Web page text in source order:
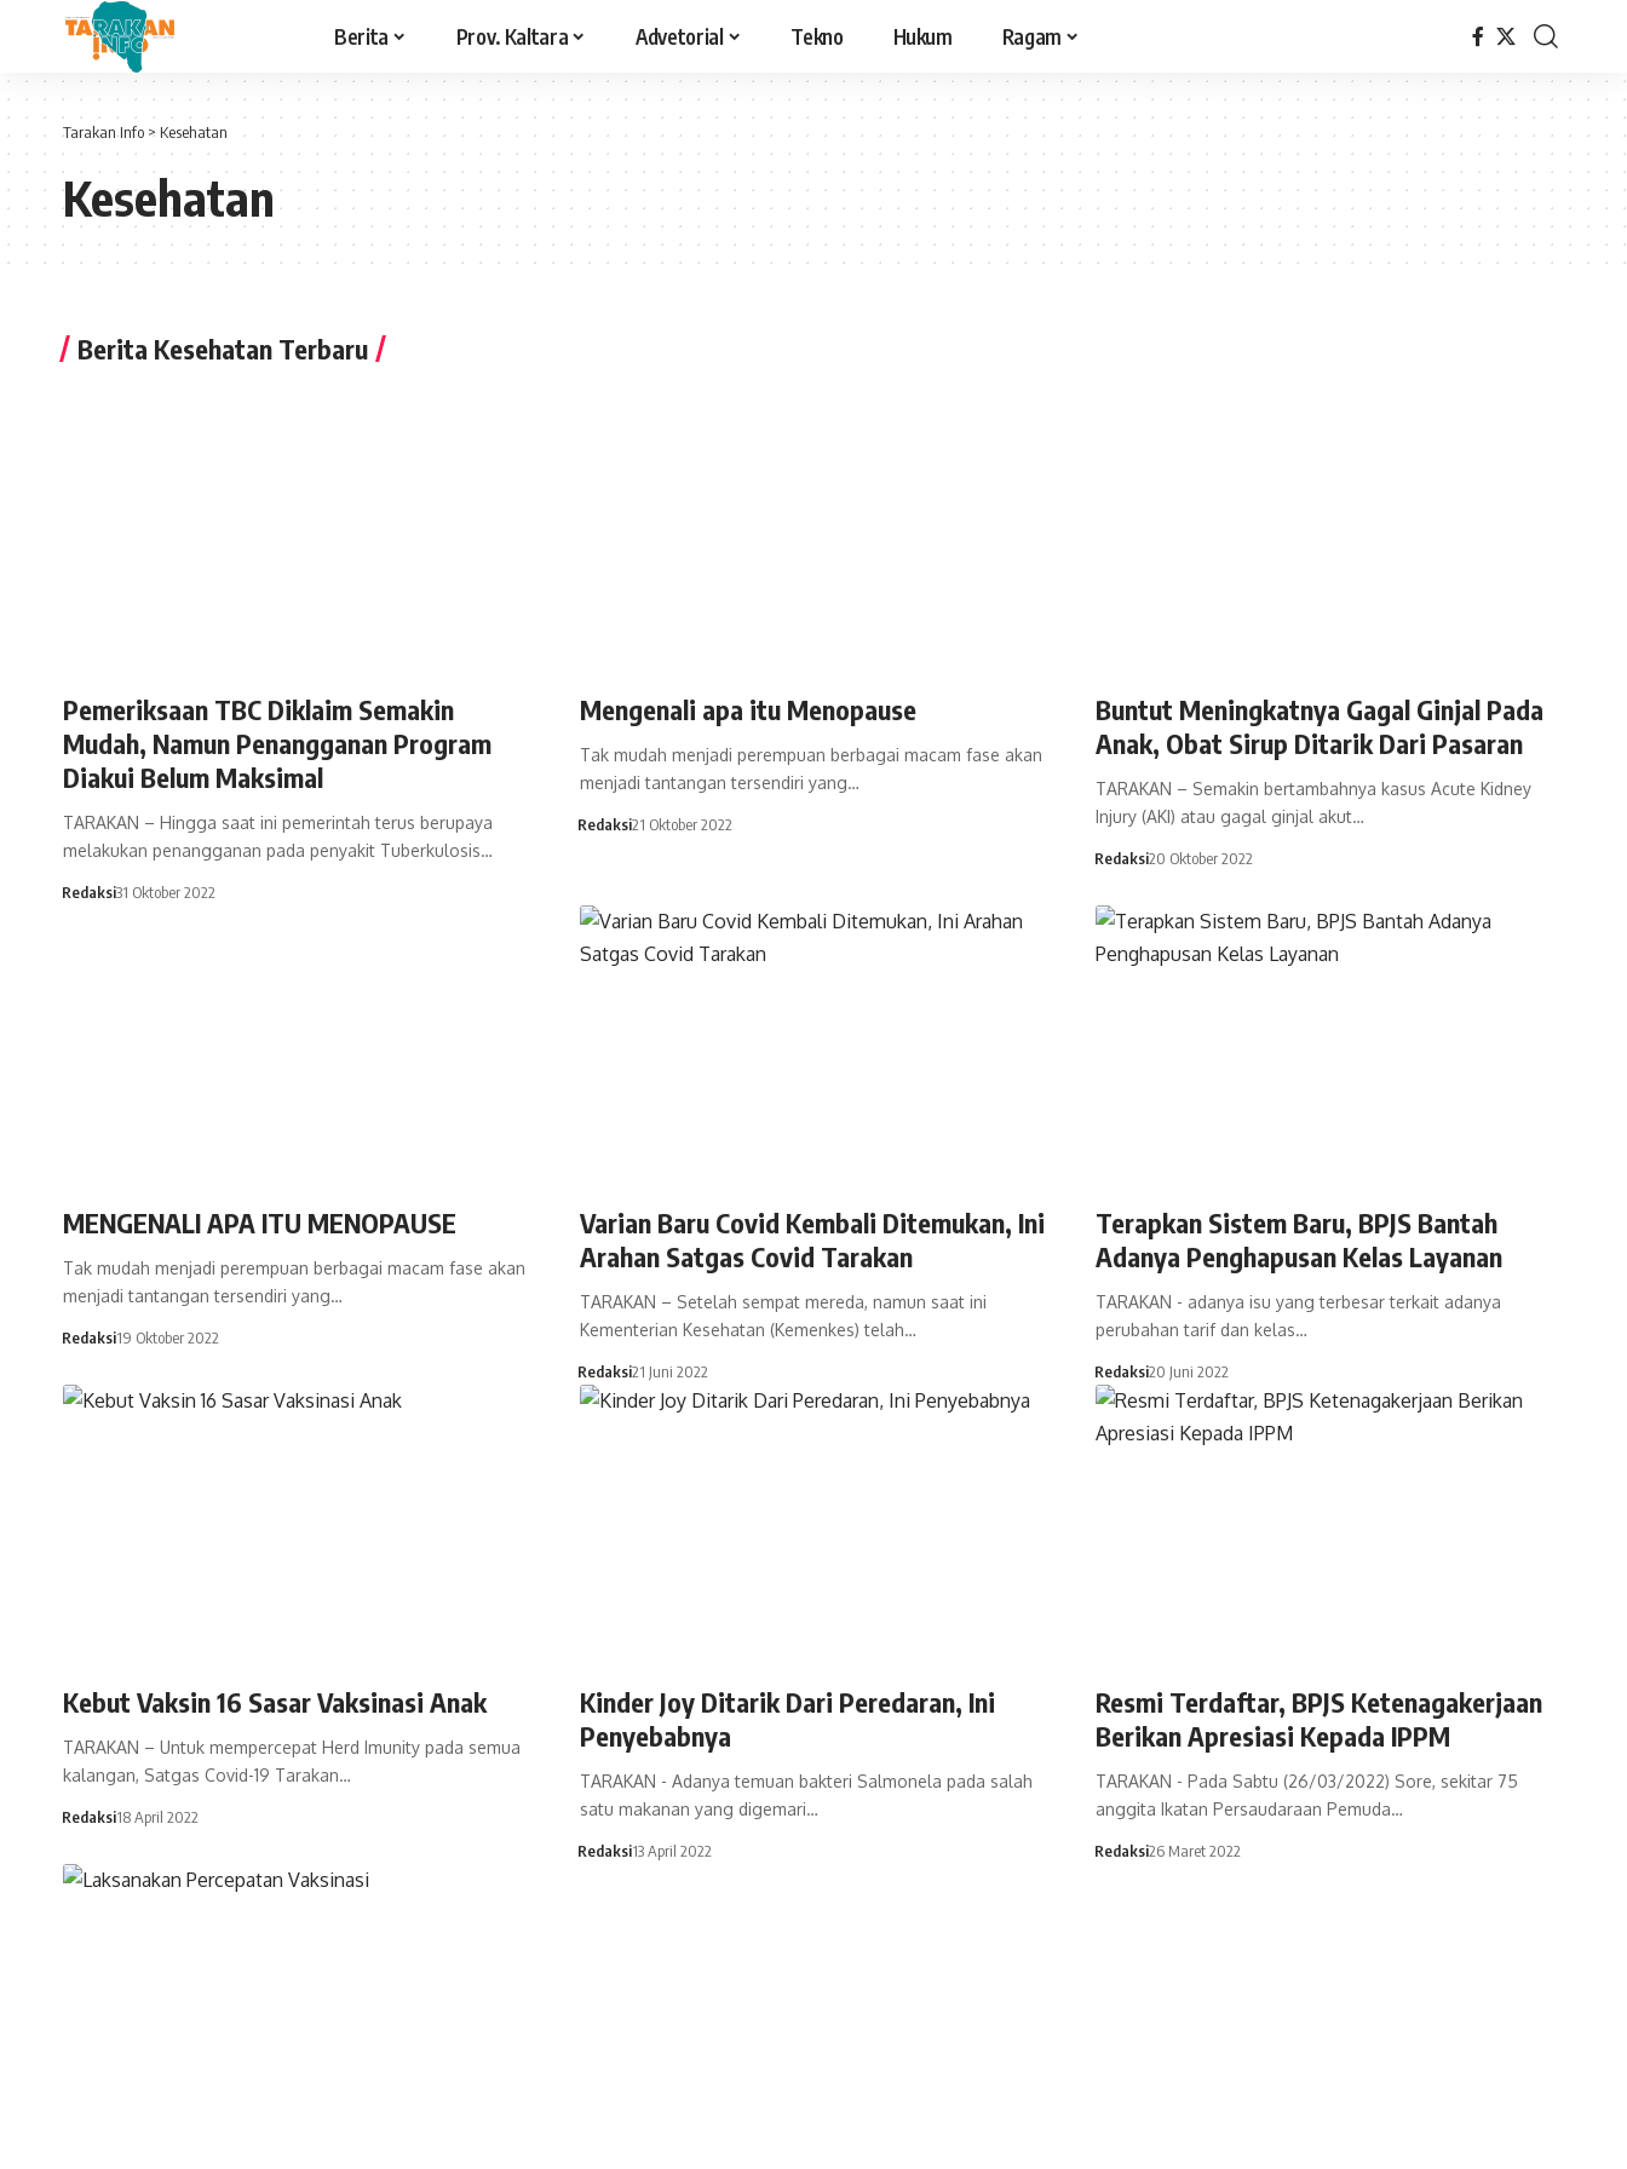
Berita Prov. Kaltara Advetorial Tekno Hukum Ragam
Tarakan Info > Kesehatan
Kesehatan
Berita Kesehatan Terbaru
Pemeriksaan TBC Diklaim Semakin
Mudah, Namun Penangganan Program
Diakui Belum Maksimal
TARAKAN – Hingga saat ini pemerintah terus berupaya
melakukan penangganan pada penyakit Tuberkulosis…
Redaksi31 Oktober 2022
Mengenali apa itu Menopause
Tak mudah menjadi perempuan berbagai macam fase akan
menjadi tantangan tersendiri yang…
Redaksi21 Oktober 2022
Buntut Meningkatnya Gagal Ginjal Pada
Anak, Obat Sirup Ditarik Dari Pasaran
TARAKAN – Semakin bertambahnya kasus Acute Kidney
Injury (AKI) atau gagal ginjal akut…
Redaksi20 Oktober 2022
MENGENALI APA ITU MENOPAUSE
Tak mudah menjadi perempuan berbagai macam fase akan
menjadi tantangan tersendiri yang…
Redaksi19 Oktober 2022
Varian Baru Covid Kembali Ditemukan, Ini
Arahan Satgas Covid Tarakan
TARAKAN – Setelah sempat mereda, namun saat ini
Kementerian Kesehatan (Kemenkes) telah…
Redaksi21 Juni 2022
Terapkan Sistem Baru, BPJS Bantah
Adanya Penghapusan Kelas Layanan
TARAKAN - adanya isu yang terbesar terkait adanya
perubahan tarif dan kelas…
Redaksi20 Juni 2022
Kebut Vaksin 16 Sasar Vaksinasi Anak
TARAKAN – Untuk mempercepat Herd Imunity pada semua
kalangan, Satgas Covid-19 Tarakan…
Redaksi18 April 2022
Kinder Joy Ditarik Dari Peredaran, Ini
Penyebabnya
TARAKAN - Adanya temuan bakteri Salmonela pada salah
satu makanan yang digemari…
Redaksi13 April 2022
Resmi Terdaftar, BPJS Ketenagakerjaan
Berikan Apresiasi Kepada IPPM
TARAKAN - Pada Sabtu (26/03/2022) Sore, sekitar 75
anggita Ikatan Persaudaraan Pemuda…
Redaksi26 Maret 2022